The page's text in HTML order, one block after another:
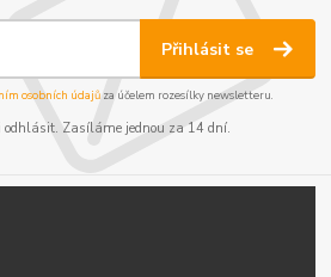
Přihlásit se
osobních údajůza účelem rozesílky newsletteru.
odhlásit. Zasíláme jednou za 14 dní.